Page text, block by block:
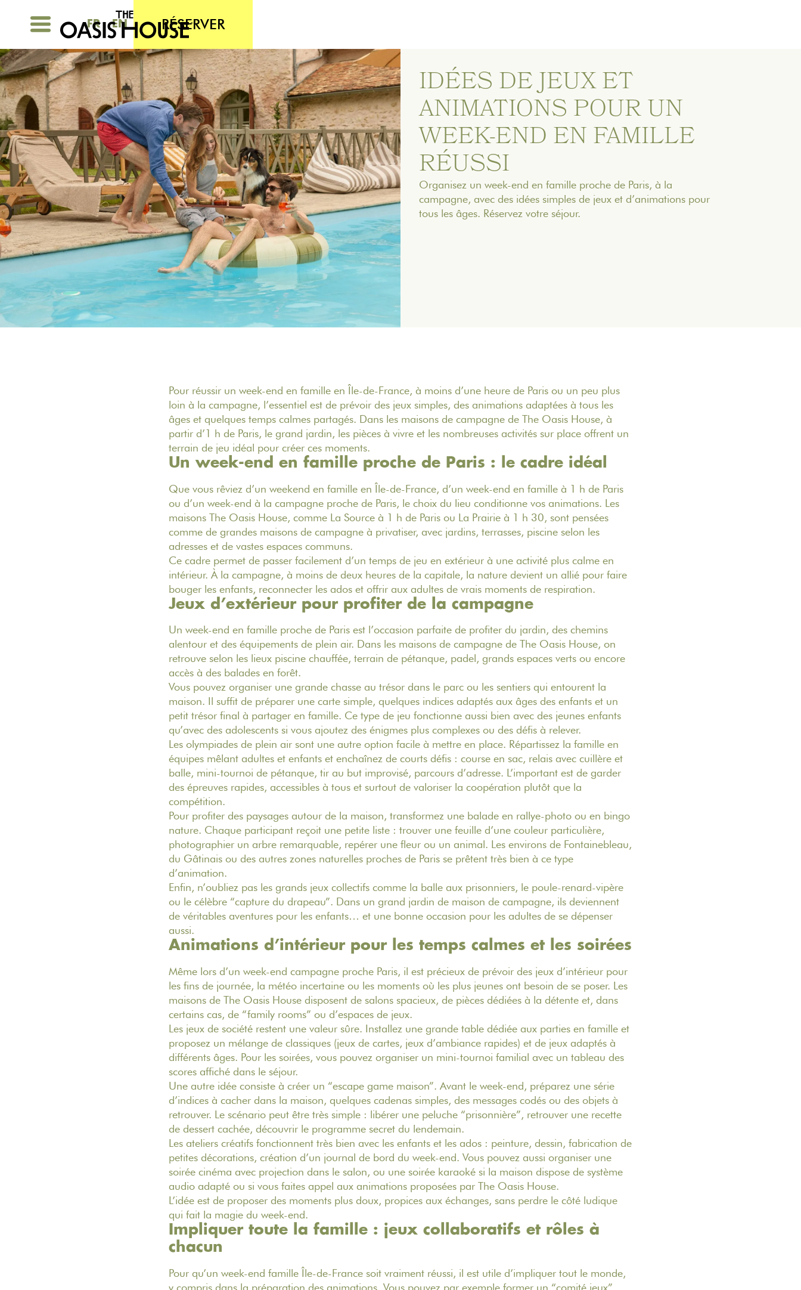
FR EN RÉSERVER
IDÉES DE JEUX ET
ANIMATIONS POUR UN
WEEK-END EN FAMILLE
RÉUSSI
Organisez un week-end en famille proche de Paris, à la
campagne, avec des idées simples de jeux et d’animations pour
tous les âges. Réservez votre séjour.
Pour réussir un week-end en famille en Île-de-France, à moins d’une heure de Paris ou un peu plus
loin à la campagne, l’essentiel est de prévoir des jeux simples, des animations adaptées à tous les
âges et quelques temps calmes partagés. Dans les maisons de campagne de The Oasis House, à
partir d’1 h de Paris, le grand jardin, les pièces à vivre et les nombreuses activités sur place offrent un
terrain de jeu idéal pour créer ces moments.
Un week-end en famille proche de Paris : le cadre idéal
Que vous rêviez d’un weekend en famille en Île-de-France, d’un week-end en famille à 1 h de Paris
ou d’un week-end à la campagne proche de Paris, le choix du lieu conditionne vos animations. Les
maisons The Oasis House, comme La Source à 1 h de Paris ou La Prairie à 1 h 30, sont pensées
comme de grandes maisons de campagne à privatiser, avec jardins, terrasses, piscine selon les
adresses et de vastes espaces communs.
Ce cadre permet de passer facilement d’un temps de jeu en extérieur à une activité plus calme en
intérieur. À la campagne, à moins de deux heures de la capitale, la nature devient un allié pour faire
bouger les enfants, reconnecter les ados et offrir aux adultes de vrais moments de respiration.
Jeux d’extérieur pour profiter de la campagne
Un week-end en familleproche de Paris est l’occasion parfaite de profiter du jardin, des chemins
alentour et des équipements de plein air. Dans les maisons de campagne de The Oasis House, on
retrouve selon les lieux piscine chauffée, terrain de pétanque, padel, grands espaces verts ou encore
accès à des balades en forêt.
Vous pouvez organiser une grande chasse au trésor dans le parc ou les sentiers qui entourent la
maison. Il suffit de préparer une carte simple, quelques indices adaptés aux âges des enfants et un
petit trésor final à partager en famille. Ce type de jeu fonctionne aussi bien avec des jeunes enfants
qu’avec des adolescents si vous ajoutez des énigmes plus complexes ou des défis à relever.
Les olympiades de plein air sont une autre option facile à mettre en place. Répartissez la famille en
équipes mêlant adultes et enfants et enchaînez de courts défis : course en sac, relais avec cuillère et
balle, mini-tournoi de pétanque, tir au but improvisé, parcours d’adresse. L’important est de garder
des épreuves rapides, accessibles à tous et surtout de valoriser la coopération plutôt que la
compétition.
Pour profiter des paysages autour de la maison, transformez une balade en rallye-photo ou en bingo
nature. Chaque participant reçoit une petite liste : trouver une feuille d’une couleur particulière,
photographier un arbre remarquable, repérer une fleur ou un animal. Les environs de Fontainebleau,
du Gâtinais ou des autres zones naturelles proches de Paris se prêtent très bien à ce type
d’animation.
Enfin, n’oubliez pas les grands jeux collectifs comme la balle aux prisonniers, le poule-renard-vipère
ou le célèbre “capture du drapeau”. Dans un grand jardin de maison de campagne, ils deviennent
de véritables aventures pour les enfants… et une bonne occasion pour les adultes de se dépenser
aussi.
Animations d’intérieur pour les temps calmes et les soirées
Même lors d’un week-end campagne proche Paris, il est précieux de prévoir des jeux d’intérieur pour
les fins de journée, la météo incertaine ou les moments où les plus jeunes ont besoin de se poser. Les
maisons de The Oasis Housedisposent de salons spacieux, de pièces dédiées à la détente et, dans
certains cas, de “family rooms” ou d’espaces de jeux.
Les jeux de société restent une valeur sûre. Installez une grande table dédiée aux parties en famille et
proposez un mélange de classiques (jeux de cartes, jeux d’ambiance rapides) et de jeux adaptés à
différents âges. Pour les soirées, vous pouvez organiser un mini-tournoi familial avec un tableau des
scores affiché dans le séjour.
Une autre idée consiste à créer un “escape game maison”. Avant le week-end, préparez une série
d’indices à cacher dans la maison, quelques cadenas simples, des messages codés ou des objets à
retrouver. Le scénario peut être très simple : libérer une peluche “prisonnière”, retrouver une recette
de dessert cachée, découvrir le programme secret du lendemain.
Les ateliers créatifs fonctionnent très bien avec les enfants et les ados : peinture, dessin, fabrication de
petites décorations, création d’un journal de bord du week-end. Vous pouvez aussi organiser une
soirée cinéma avec projection dans le salon, ou une soirée karaoké si la maison dispose de système
audio adapté ou si vous faites appel aux animations proposées par The Oasis House.
L’idée est de proposer des moments plus doux, propices aux échanges, sans perdre le côté ludique
qui fait la magie du week-end.
Impliquer toute la famille : jeux collaboratifs et rôles à
chacun
Pour qu’un week-end familleÎle-de-France soit vraiment réussi, il est utile d’impliquer tout le monde,
y compris dans la préparation des animations. Vous pouvez par exemple former un “comité jeux”